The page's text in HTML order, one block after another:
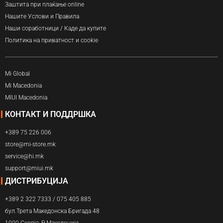
Заштита при плаќање online
Нашите Услови и Правила
Наши соработници / Каде да купите
Политика на приватност и cookie
Mi Global
Mi Macedonia
MIUI Macedonia
КОНТАКТ И ПОДДРШКА
+389 75 226 006
store@mi-store.mk
service@hi.mk
support@miui.mk
ДИСТРИБУЦИЈА
+389 2 322 7333 / 075 405 885
бул.Трета Македонска Бригада 48